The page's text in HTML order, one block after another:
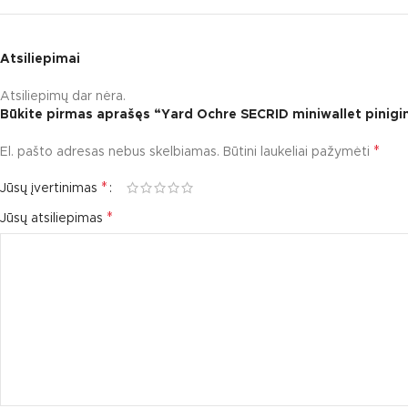
Atsiliepimai
Atsiliepimų dar nėra.
Būkite pirmas aprašęs “Yard Ochre SECRID miniwallet
El. pašto adresas nebus skelbiamas. Būtini laukeliai pažymėti *
Jūsų įvertinimas *
Jūsų atsiliepimas *